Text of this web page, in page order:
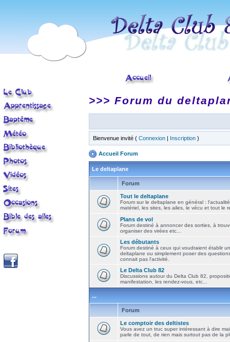
>>> Forum du
Bienvenue invité ( Connexion | Inscription )
Accueil Forum
Le deltaplane
Forum
Tout le deltaplane
Forum sur le deltaplane en général :
matériel, les sites, les ailes, le vécu et tout le
Plans de vol
Forum destiné à annoncer des sorties, à
organiser des virées etc...
Les débutants
Forum destiné à ceux qui voudraient établir
deltaplane ou simplement poser des
connait pas l'activité.
Le Delta Club 82
Discussions autour du Delta Club 82,
manifestation, les rendez-vous, etc...
...
Forum
Le comptoir des deltistes
Vous avez un truc super intéressant à dire
parle de tout, de rien mais surtout pas de la